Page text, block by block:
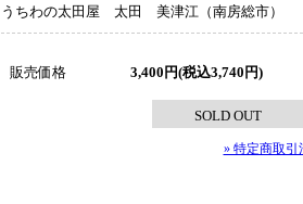
うちわの太田屋 太田 美津江（南房総市）
販売価格 3,400円(税込3,740円)
SOLD OUT
» 特定商取引